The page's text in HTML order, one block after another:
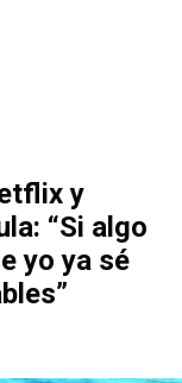
y
“Si algo
yo ya sé